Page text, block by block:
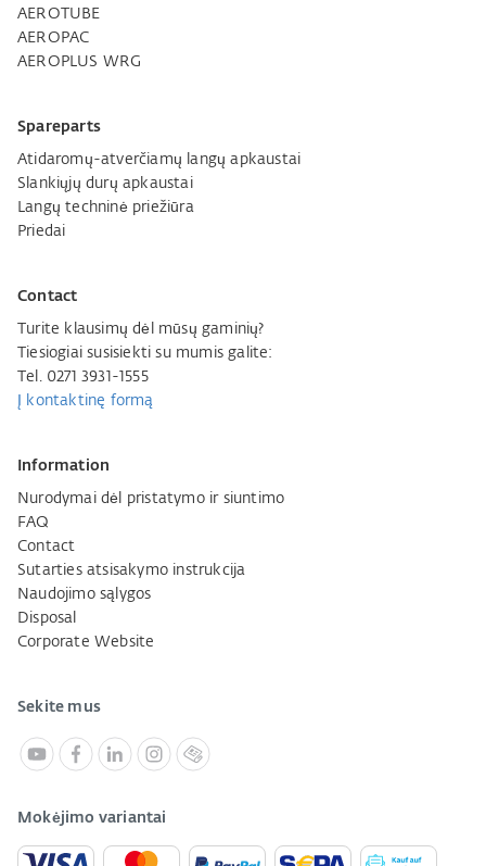
AEROTUBE
AEROPAC
AEROPLUS WRG
Spareparts
Atidaromų-atverčiamų langų apkaustai
Slankiųjų durų apkaustai
Langų techninė priežiūra
Priedai
Contact
Turite klausimų dėl mūsų gaminių?
Tiesiogiai susisiekti su mumis galite:
Tel. 0271 3931-1555
Į kontaktinę formą
Information
Nurodymai dėl pristatymo ir siuntimo
FAQ
Contact
Sutarties atsisakymo instrukcija
Naudojimo sąlygos
Disposal
Corporate Website
Sekite mus
Mokėjimo variantai